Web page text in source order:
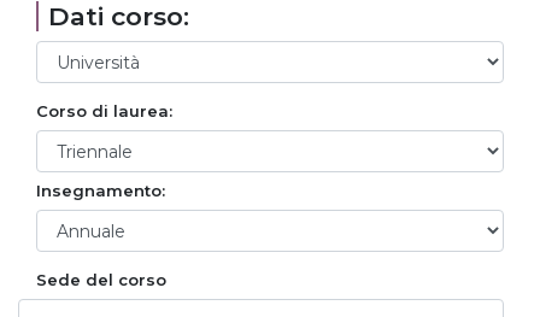
Dati corso:
Corso di laurea:
Insegnamento:
Sede del corso